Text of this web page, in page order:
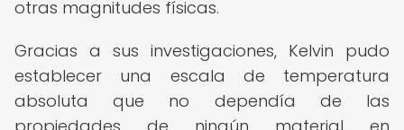
otras magnitudes físicas.
Gracias a sus investigaciones, Kelvin pudo
establecer una escala de temperatura
absoluta que no dependía de las